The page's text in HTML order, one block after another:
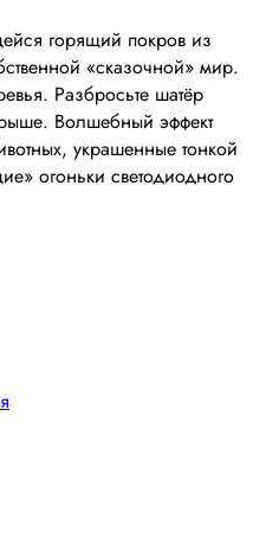
горящий покров из
«сказочной» мир.
Разбросьте шатёр
Волшебный эффект
украшенные тонкой
огоньки светодиодного